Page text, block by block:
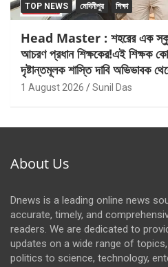
TOP NEWS মেদিনীপুর শিক্ষা
Head Master : শহরের এক স্কুলে
আচরণ প্রধান শিক্ষকের!এই শিক্ষক
দৃষ্টান্তমূলক শাস্তি দাবি অভিভাবক
1 August 2026 Sunil Das
About Us
Dnews is a leading online news
accurate, timely, and
readers. We are dedicated to
updates on a wide range of
politics to science, technology,